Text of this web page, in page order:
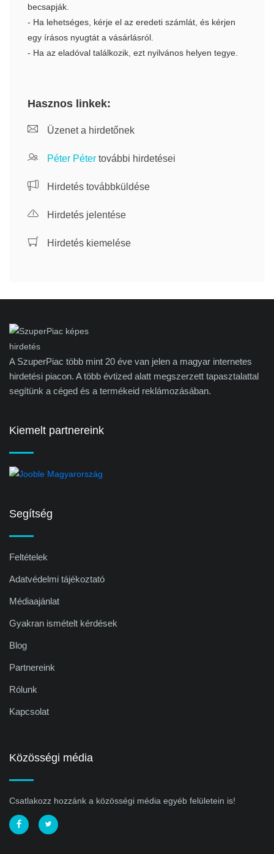
becsapják.
- Ha lehetséges, kérje el az eredeti számlát, és kérjen
egy írásos nyugtát a vásárlásról.
- Ha az eladóval találkozik, ezt nyilvános helyen tegye.
Hasznos linkek:
Üzenet a hirdetőnek
Péter Péter további hirdetései
Hirdetés továbbküldése
Hirdetés jelentése
Hirdetés kiemelése
A SzuperPiac több mint 20 éve van jelen a magyar internetes
hirdetési piacon. A több évtized alatt megszerzett tapasztalattal
segítünk a céged és a termékeid reklámozásában.
Kiemelt partnereink
Segítség
Feltételek
Adatvédelmi tájékoztató
Médiaajánlat
Gyakran ismételt kérdések
Blog
Partnereink
Rólunk
Kapcsolat
Közösségi média
Csatlakozz hozzánk a közösségi média egyéb felületein is!